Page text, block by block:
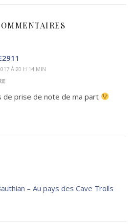
À 20 H 14 MIN
de prise de note de ma part
– Au pays des Cave Trolls